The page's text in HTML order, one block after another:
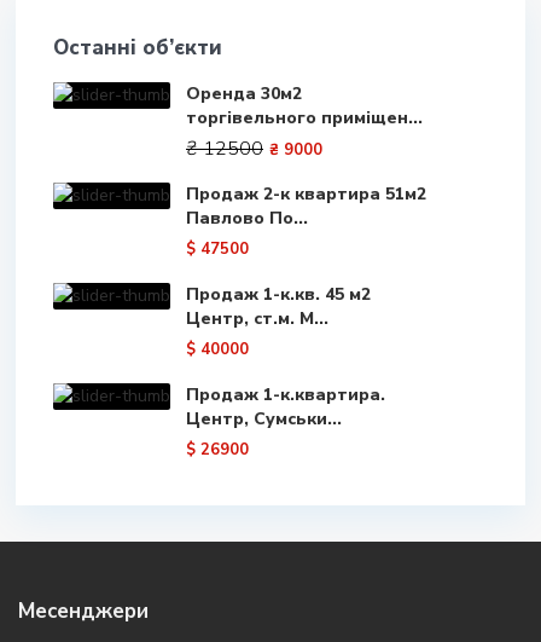
Останні об’єкти
Оренда 30м2
торгівельного приміщен...
₴ 12500 ₴ 9000
Продаж 2-к квартира 51м2
Павлово По...
$ 47500
Продаж 1-к.кв. 45 м2
Центр, ст.м. М...
$ 40000
Продаж 1-к.квартира.
Центр, Сумськи...
$ 26900
Месенджери